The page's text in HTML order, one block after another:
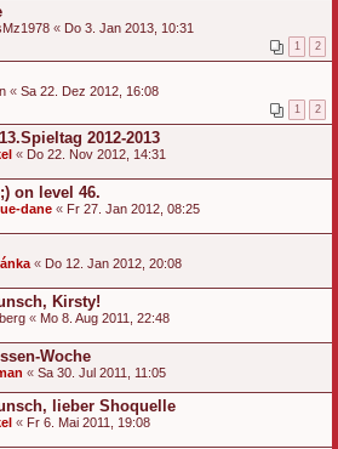
« Do 3. Jan 2013, 10:31
1 2
« Sa 22. Dez 2012, 16:08
1 2
2012-2013
« Do 22. Nov 2012, 14:31
on level 46.
dane « Fr 27. Jan 2012, 08:25
« Do 12. Jan 2012, 20:08
Kirsty!
« Mo 8. Aug 2011, 22:48
Woche
« Sa 30. Jul 2011, 11:05
lieber Shoquelle
« Fr 6. Mai 2011, 19:08